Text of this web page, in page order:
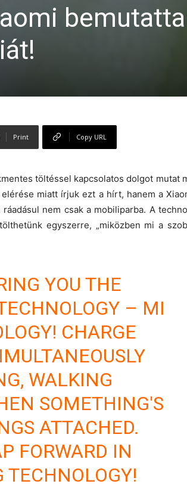
Print Copy URL
töltéssel kapcsolatos dolgot mutat
miatt írjuk ezt a hírt, hanem a
nem csak a mobiliparba. A
egyszerre, „miközben mi a
YOU THE
– MI
CHARGE
WALKING
SOMETHING'S
ATTACHED.
FORWARD IN
TECHNOLOGY!